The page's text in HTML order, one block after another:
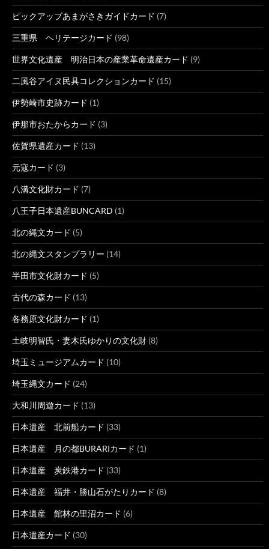
ピックアップあまがさきガイドカード (7)
三重県 ヘリテージカード (98)
世界文化遺産 明治日本の産業革命遺産カード (9)
二風谷アイヌ民具コレクションカード (15)
伊勢崎市史跡カード (1)
伊那市おたからカード (3)
佐賀県遺産カード (13)
元寇カード (3)
八溝文化財カード (7)
八王子日本遺産BUNCARD (1)
北の縄文カード (5)
北の縄文スタンプラリー (14)
半田市文化財カード (5)
古代の森カード (13)
各務原文化財カード (1)
土岐明智氏・妻木氏ゆかりの文化財 (8)
埼玉ミュージアムカード (10)
埼玉縄文カード (24)
大和川周遊カード (13)
日本遺産 北前船カード (33)
日本遺産 月の都BURARIカード (1)
日本遺産 炭鉄港カード (33)
日本遺産 福井・勝山石がたりカード (8)
日本遺産 館林の里沼カード (6)
日本遺産カード (30)